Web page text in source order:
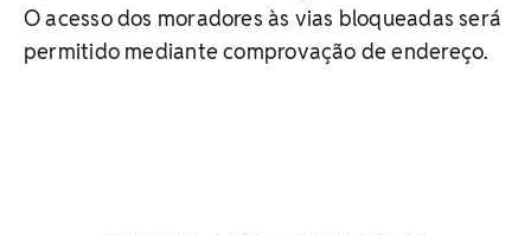
O acesso dos moradores às vias bloqueadas será
permitido mediante comprovação de endereço.